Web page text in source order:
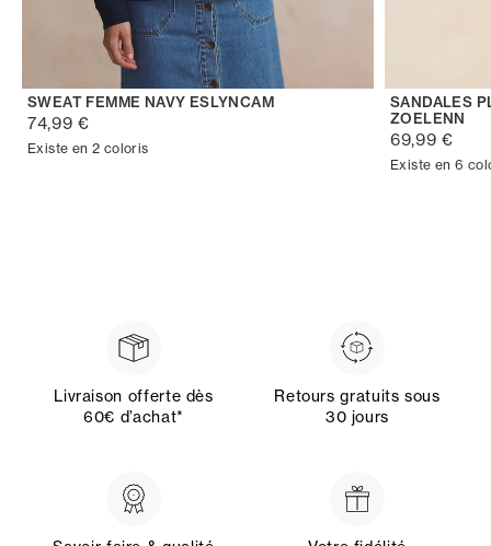
SWEAT FEMME NAVY ESLYNCAM
74,99 €
Existe en 2 coloris
SANDALES
ZOELENN
69,99 €
Existe en 6
Livraison offerte dès
60€ d’achat*
Retours gratuits sous
30 jours